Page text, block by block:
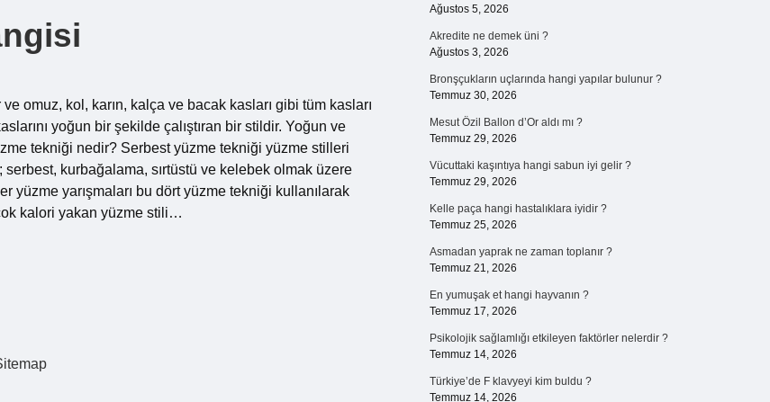
omuz, kol, karın, kalça ve bacak kasları gibi tüm kasları
yoğun bir şekilde çalıştıran bir stildir. Yoğun ve
tekniği nedir? Serbest yüzme tekniği yüzme stilleri
serbest, kurbağalama, sırtüstü ve kelebek olmak üzere
yüzme yarışmaları bu dört yüzme tekniği kullanılarak
kalori yakan yüzme stili…
Ağustos 5, 2026
Akredite ne demek üni ?
Ağustos 3, 2026
Bronşçukların uçlarında hangi yapılar bulunur ?
Temmuz 30, 2026
Mesut Özil Ballon d’Or aldı mı ?
Temmuz 29, 2026
Vücuttaki kaşıntıya hangi sabun iyi gelir ?
Temmuz 29, 2026
Kelle paça hangi hastalıklara iyidir ?
Temmuz 25, 2026
Asmadan yaprak ne zaman toplanır ?
Temmuz 21, 2026
En yumuşak et hangi hayvanın ?
Temmuz 17, 2026
Psikolojik sağlamlığı etkileyen faktörler nelerdir ?
Temmuz 14, 2026
Türkiye’de F klavyeyi kim buldu ?
Temmuz 14, 2026